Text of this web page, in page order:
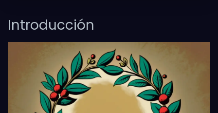
Introducción